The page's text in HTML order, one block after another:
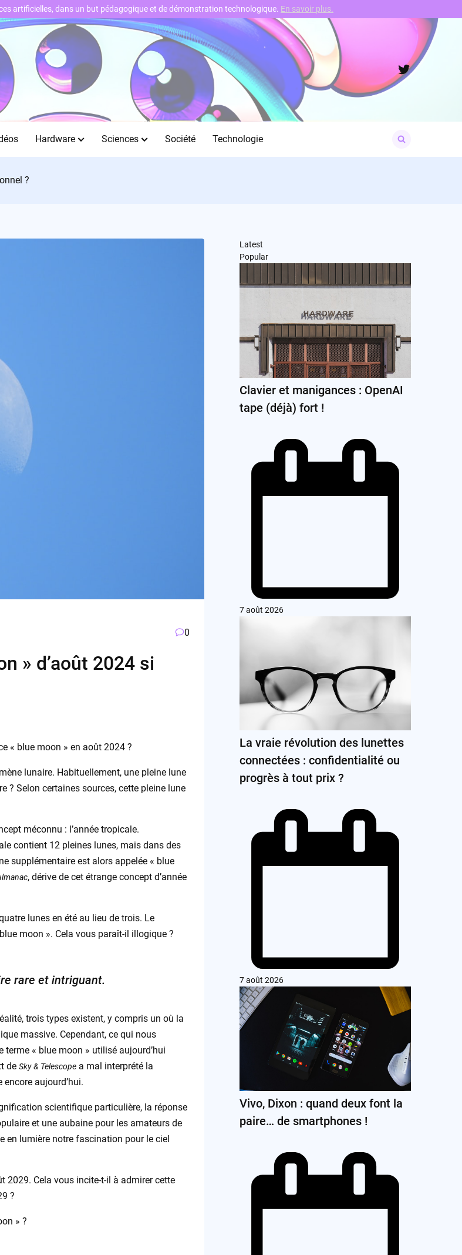
Twitter
Hardware Sciences Société Technologie
for:
?
0
» d’août 2024 si
« blue moon » en août 2024 ?
lunaire. Habituellement, une pleine lune
? Selon certaines sources, cette pleine lune
méconnu : l’année tropicale.
contient 12 pleines lunes, mais dans des
supplémentaire est alors appelée « blue
, dérive de cet étrange concept d’année
lunes en été au lieu de trois. Le
moon ». Cela vous paraît-il illogique ?
rare et intriguant.
trois types existent, y compris un où la
massive. Cependant, ce qui nous
terme « blue moon » utilisé aujourd’hui
de Sky & Telescopea mal interprété la
aujourd’hui.
scientifique particulière, la réponse
et une aubaine pour les amateurs de
en lumière notre fascination pour le ciel
2029. Cela vous incite-t-il à admirer cette
?
» ?
Latest
Popular
Clavier et manigances : OpenAI
tape (déjà) fort !
7 août 2026
La vraie révolution des lunettes
connectées : confidentialité ou
progrès à tout prix ?
7 août 2026
Vivo, Dixon : quand deux font la
paire… de smartphones !
artificielles, dans un but pédagogique et de démonstration technologique. En savoir plus.